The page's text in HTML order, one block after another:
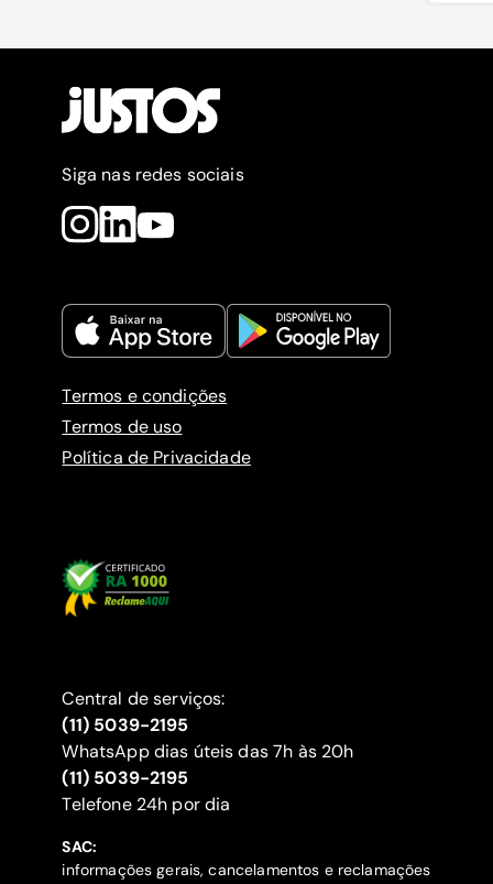
Siga nas redes sociais
Termos e condições
Termos de uso
Política de Privacidade
Central de serviços:
(11) 5039-2195
WhatsApp dias úteis das 7h às 20h
(11) 5039-2195
‍Telefone 24h por dia
SAC:
informações gerais, cancelamentos e reclamações